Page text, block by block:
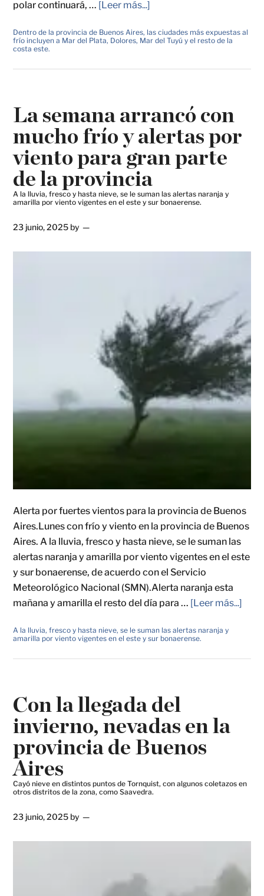
polar continuará, … [Leer más...]
Dentro de la provincia de Buenos Aires, las ciudades más expuestas al
frío incluyen a Mar del Plata, Dolores, Mar del Tuyú y el resto de la
costa este.
La semana arrancó con
mucho frío y alertas por
viento para gran parte
de la provincia
A la lluvia, fresco y hasta nieve, se le suman las alertas naranja y
amarilla por viento vigentes en el este y sur bonaerense.
23 junio, 2025 by
Alerta por fuertes vientos para la provincia de Buenos
Aires.Lunes con frío y viento en la provincia de Buenos
Aires. A la lluvia, fresco y hasta nieve, se le suman las
alertas naranja y amarilla por viento vigentes en el este
y sur bonaerense, de acuerdo con el Servicio
Meteorológico Nacional (SMN).Alerta naranja esta
mañana y amarilla el resto del día para … [Leer más...]
A la lluvia, fresco y hasta nieve, se le suman las alertas naranja y
amarilla por viento vigentes en el este y sur bonaerense.
Con la llegada del
invierno, nevadas en la
provincia de Buenos
Aires
Cayó nieve en distintos puntos de Tornquist, con algunos coletazos en
otros distritos de la zona, como Saavedra.
23 junio, 2025 by